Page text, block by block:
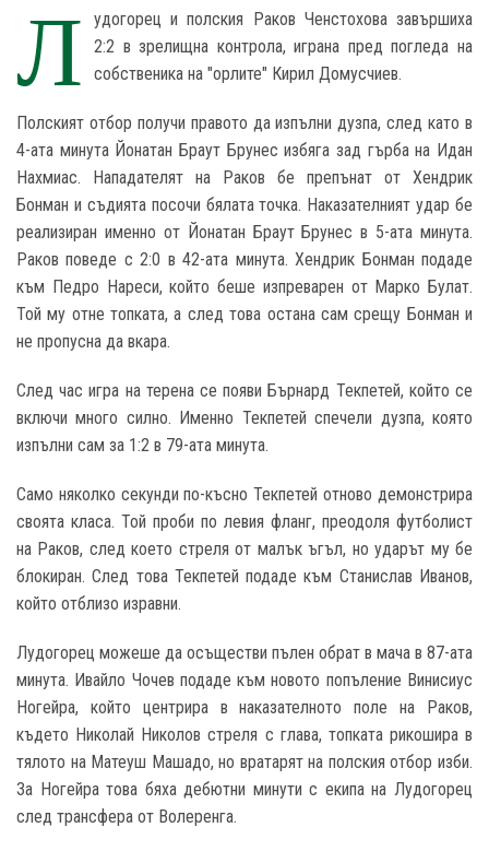
Л
удогорец и полския Ракoв Ченстохова завършиха
2:2 в зрелищна контрола, играна пред погледа на
собственика на "орлите" Кирил Домусчиев.
Полският отбор получи правото да изпълни дузпа, след като в
4-ата минута Йонатан Браут Брунес избяга зад гърба на Идан
Нахмиас. Нападателят на Ракoв бе препънат от Хендрик
Бонман и съдията посочи бялата точка. Наказателният удар бе
реализиран именно от Йонатан Браут Брунес в 5-ата минута.
Ракoв поведе с 2:0 в 42-ата минута. Хендрик Бонман подаде
към Педро Нареси, който беше изпреварен от Марко Булат.
Той му отне топката, а след това остана сам срещу Бонман и
не пропусна да вкара.
След час игра на терена се появи Бърнард Текпетей, който се
включи много силно. Именно Текпетей спечели дузпа, която
изпълни сам за 1:2 в 79-ата минута.
Само няколко секунди по-късно Текпетей отново демонстрира
своята класа. Той проби по левия фланг, преодоля футболист
на Ракoв, след което стреля от малък ъгъл, но ударът му бе
блокиран. След това Текпетей подаде към Станислав Иванов,
който отблизо изравни.
Лудогорец можеше да осъществи пълен обрат в мача в 87-ата
минута. Ивайло Чочев подаде към новото попъление Винисиус
Ногейра, който центрира в наказателното поле на Ракoв,
където Николай Николов стреля с глава, топката рикошира в
тялото на Матеуш Машадо, но вратарят на полския отбор изби.
За Ногейра това бяха дебютни минути с екипа на Лудогорец
след трансфера от Волеренга.